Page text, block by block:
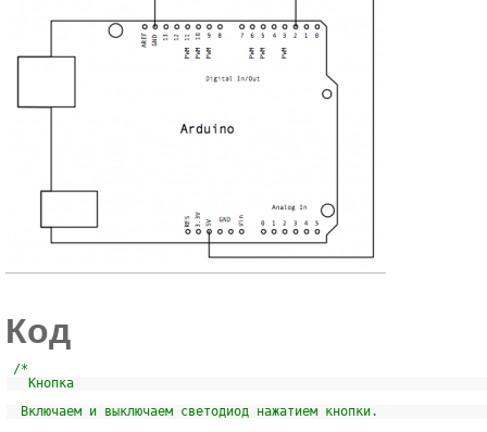
Код
/*
Кнопка
Включаем и выключаем светодиод нажатием кнопки.